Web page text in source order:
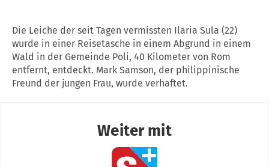
Die Leiche der seit Tagen vermissten Ilaria Sula (22)
wurde in einer Reisetasche in einem Abgrund in einem
Wald in der Gemeinde Poli, 40 Kilometer von Rom
entfernt, entdeckt. Mark Samson, der philippinische
Freund der jungen Frau, wurde verhaftet.